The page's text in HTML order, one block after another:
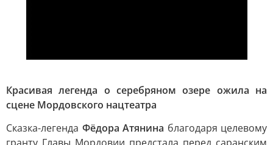
Красивая легенда о серебряном озере ожила на
сцене Мордовского нацтеатра
Сказка-легенда Фёдора Атянина благодаря целевому